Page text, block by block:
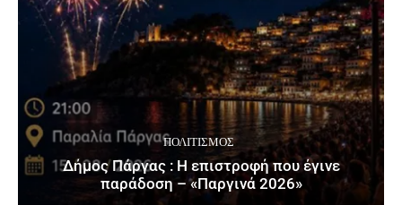
ΠΟΛΙΤΙΣΜΌΣ
Δήμος Πάργας : Η επιστροφή που έγινε
παράδοση – «Παργινά 2026»